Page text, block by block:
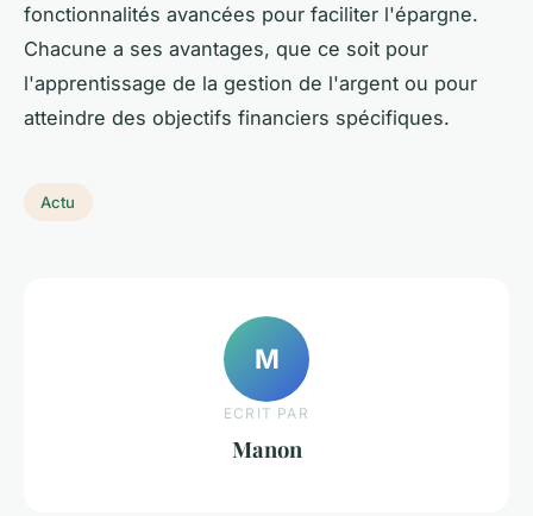
fonctionnalités avancées pour faciliter l'épargne.
Chacune a ses avantages, que ce soit pour
l'apprentissage de la gestion de l'argent ou pour
atteindre des objectifs financiers spécifiques.
Actu
M
ECRIT PAR
Manon